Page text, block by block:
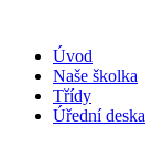
obsahuÚvod
Naše školka
Třídy
Úřední deska